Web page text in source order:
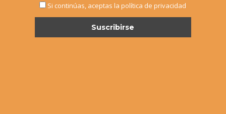
19º Circuito Alevín «El Corte
Inglés» – Abierto el plazo de
Si continúas, aceptas la política de privacidad